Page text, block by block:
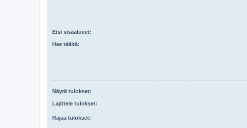
Etsi sisäalueet:
Hae täältä:
Näytä tulokset:
Lajittele tulokset:
Rajaa tulokset: